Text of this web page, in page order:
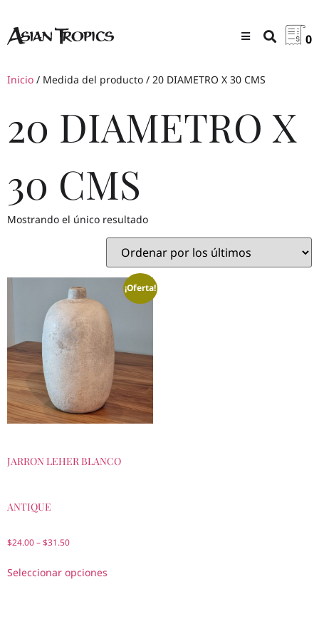
0
Inicio / Medida del producto / 20 DIAMETRO X 30 CMS
20 DIAMETRO X
30 CMS
Mostrando el único resultado
¡Oferta!
JARRON LEHER BLANCO
ANTIQUE
$24.00–$31.50
Seleccionar opciones